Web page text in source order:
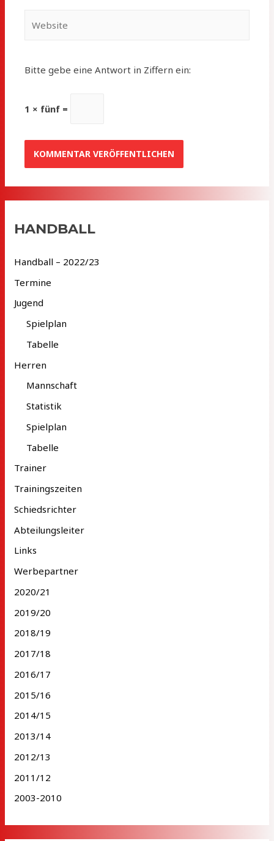
Bitte gebe eine Antwort in Ziffern ein:
1 × fünf =
HANDBALL
Handball – 2022/23
Termine
Jugend
Spielplan
Tabelle
Herren
Mannschaft
Statistik
Spielplan
Tabelle
Trainer
Trainingszeiten
Schiedsrichter
Abteilungsleiter
Links
Werbepartner
2020/21
2019/20
2018/19
2017/18
2016/17
2015/16
2014/15
2013/14
2012/13
2011/12
2003-2010